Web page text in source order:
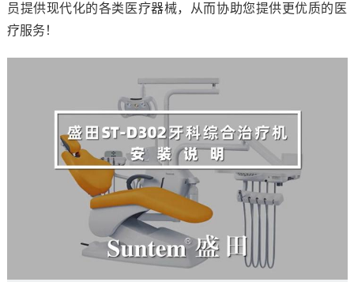
员提供现代化的各类医疗器械，从而协助您提供更优质的医
疗服务！